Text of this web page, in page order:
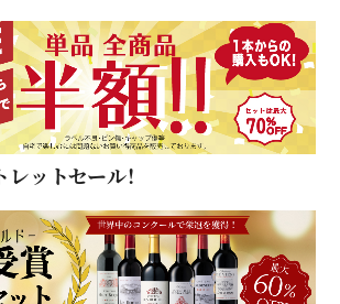
ットセール！